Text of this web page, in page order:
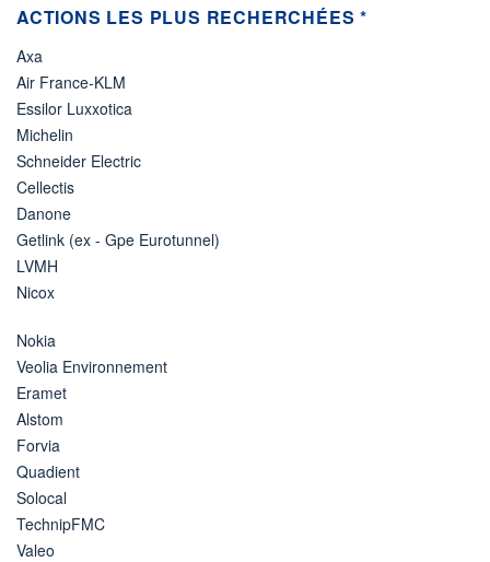
ACTIONS LES PLUS RECHERCHÉES *
Axa
Air France-KLM
Essilor Luxxotica
Michelin
Schneider Electric
Cellectis
Danone
Getlink (ex - Gpe Eurotunnel)
LVMH
Nicox
Nokia
Veolia Environnement
Eramet
Alstom
Forvia
Quadient
Solocal
TechnipFMC
Valeo